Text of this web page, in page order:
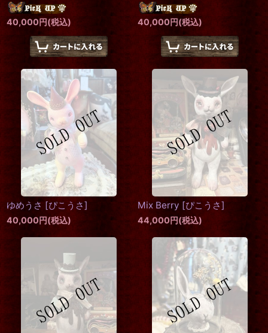
40,000円(税込) 40,000円(税込)
ゆめうさ [ぴこうさ]
40,000円(税込)
Mix Berry [ぴこうさ]
44,000円(税込)